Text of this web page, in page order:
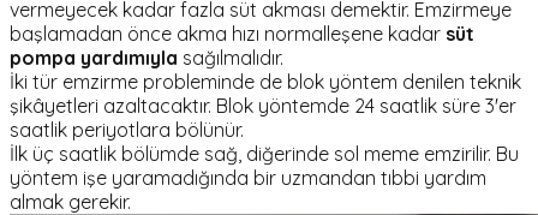
vermeyecek kadar fazla süt akması demektir. Emzirmeye
başlamadan önce akma hızı normalleşene kadar süt
pompa yardımıyla sağılmalıdır.
İki tür emzirme probleminde de blok yöntem denilen teknik
şikâyetleri azaltacaktır. Blok yöntemde 24 saatlik süre 3'er
saatlik periyotlara bölünür.
İlk üç saatlik bölümde sağ, diğerinde sol meme emzirilir. Bu
yöntem işe yaramadığında bir uzmandan tıbbi yardım
almak gerekir.